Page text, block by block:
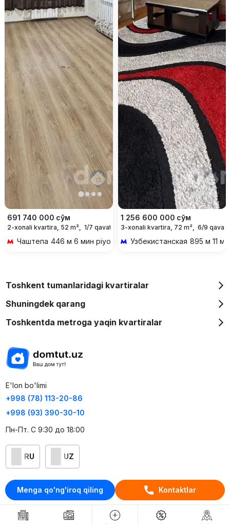
Menga qo'ng'iroq qiling Kontaktlar
691 740 000 сўм
2-xonali kvartira, 52 m², 1/7 qavat
Чаштепа 446 м 6 мин piyoda
1 256 600 000 сўм
3-xonali kvartira, 72 m², 6/9 qavat
Узбекистанская 895 м 11
Toshkent tumanlaridagi kvartiralar
Shuningdek qarang
Toshkentda metroga yaqin kvartiralar
E'lon bo'limi
+998 (78) 113-20-86
+998 (93) 390-30-10
Пн-Пт. С 9:30 до 18:00
RU UZ
Kontaktlar
loyiha haqida
Webnow © loyihasi